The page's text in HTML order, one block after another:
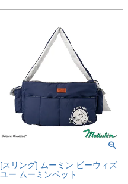
[スリング] ムーミン ビーウィズ
ユー ムーミンペット